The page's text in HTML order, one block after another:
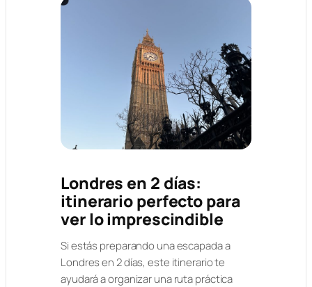
Londres en 2 días:
itinerario perfecto para
ver lo imprescindible
Si estás preparando una escapada a
Londres en 2 días, este itinerario te
ayudará a organizar una ruta práctica